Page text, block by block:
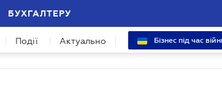
БУХГАЛТЕРУ
Події Актуально Бізнес під час